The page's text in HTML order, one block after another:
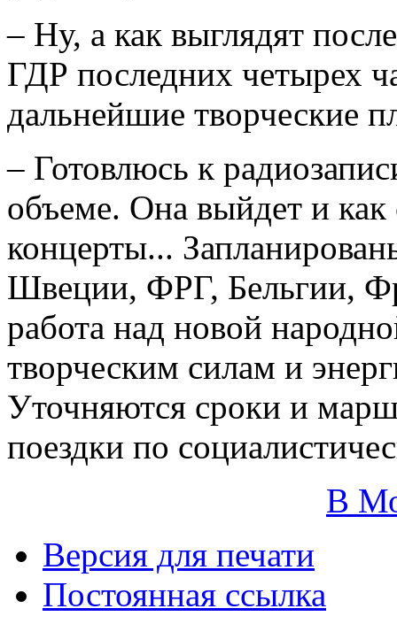
– Ну, а как выглядят
ГДР последних четырех
дальнейшие творческие
– Готовлюсь к
объеме. Она выйдет и
концерты...
Швеции, ФРГ, Бельгии,
работа над новой
творческим силам и
Уточняются сроки и
поездки по
В
Версия для печати
Постоянная ссылка